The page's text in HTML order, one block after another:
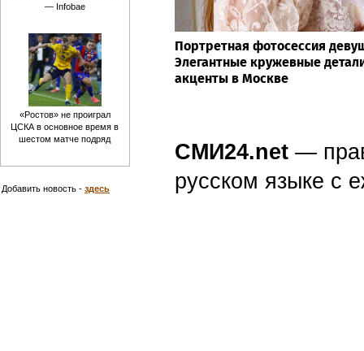
Портретная фотосессия
Элегантные кружевные
акценты в Москве
СМИ24.net —
русском языке с
— Infobae
«Ростов» не проиграл
ЦСКА в основное время в
шестом матче подряд
Добавить новость - здесь